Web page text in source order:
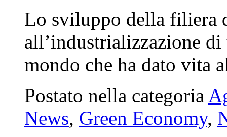
Lo sviluppo della filiera
all’industrializzazione
mondo che ha dato
Postato nella categoria
News, Green Economy,